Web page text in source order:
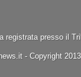
registrata presso il
- Copyright